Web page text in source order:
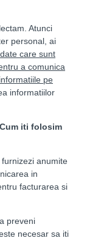
Atunci
personal, ai
care sunt
a comunica
pe
informatiilor
iti folosim
anumite
in
facturarea si
preveni
necesar sa iti